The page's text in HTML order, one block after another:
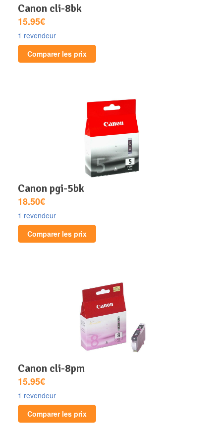
canon cli-8bk
15.95€
1 revendeur
Comparer les prix
canon pgi-5bk
18.50€
1 revendeur
Comparer les prix
canon cli-8pm
15.95€
1 revendeur
Comparer les prix